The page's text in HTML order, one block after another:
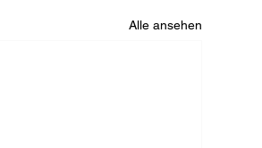
Alle ansehen